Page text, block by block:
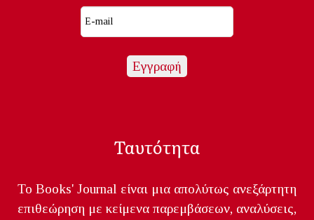
Ταυτότητα
Το Books' Journal είναι μια απολύτως ανεξάρτητη
επιθεώρηση με κείμενα παρεμβάσεων, αναλύσεις,